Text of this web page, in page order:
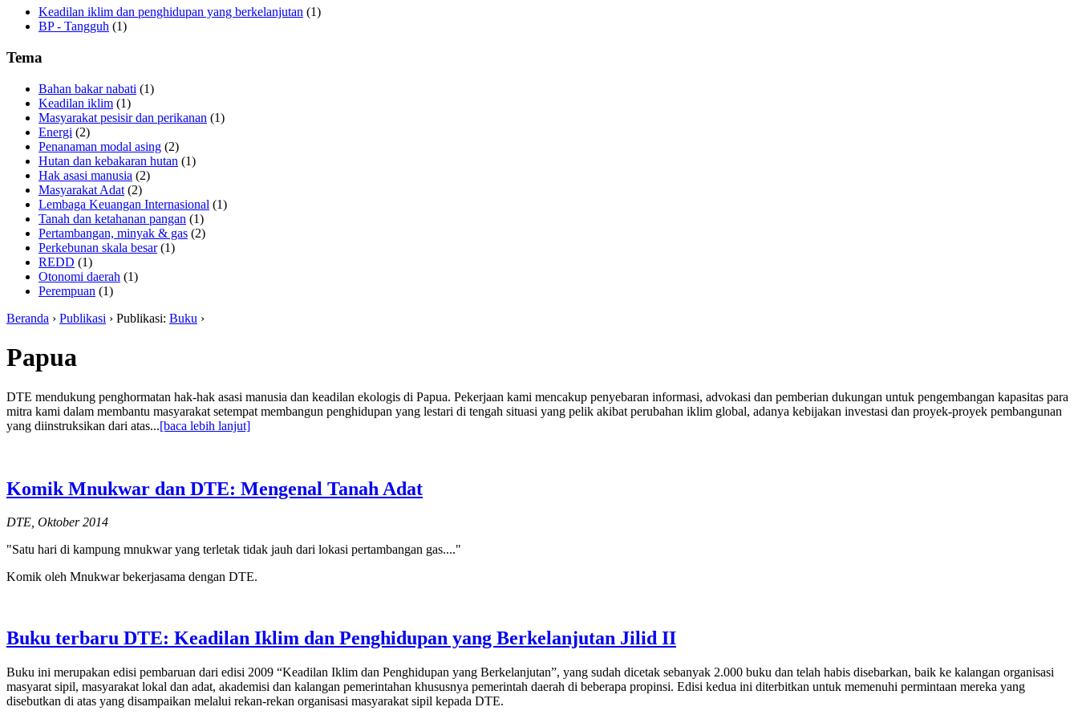
Keadilan iklim dan penghidupan yang berkelanjutan (1)
BP - Tangguh (1)
Tema
Bahan bakar nabati (1)
Keadilan iklim (1)
Masyarakat pesisir dan perikanan (1)
Energi (2)
Penanaman modal asing (2)
Hutan dan kebakaran hutan (1)
Hak asasi manusia (2)
Masyarakat Adat (2)
Lembaga Keuangan Internasional (1)
Tanah dan ketahanan pangan (1)
Pertambangan, minyak & gas (2)
Perkebunan skala besar(1)
REDD (1)
Otonomi daerah (1)
Perempuan (1)
Beranda › Publikasi › Publikasi: Buku ›
Papua
DTE mendukung penghormatan hak-hak asasi manusia dan keadilan ekologis di Papua. Pekerjaan kami mencakup penyebaran informasi, advokasi dan pemberian dukungan untuk pengembangan kapasitas para
mitra kami dalam membantu masyarakat setempat membangun penghidupan yang lestari di tengah situasi yang pelik akibat perubahan iklim global, adanya kebijakan investasi dan proyek-proyek pembangunan
yang diinstruksikan dari atas...[baca lebih lanjut]
Komik Mnukwar dan DTE: Mengenal Tanah Adat
DTE, Oktober 2014
"Satu hari di kampung mnukwar yang terletak tidak jauh dari lokasi pertambangan gas...."
Komik oleh Mnukwar bekerjasama dengan DTE.
Buku terbaru DTE: Keadilan Iklim dan Penghidupan yang Berkelanjutan Jilid II
Buku ini merupakan edisi pembaruan dari edisi 2009 “Keadilan Iklim dan Penghidupan yang Berkelanjutan”, yang sudah dicetak sebanyak 2.000 buku dan telah habis disebarkan, baik ke kalangan organisasi
masyarat sipil, masyarakat lokal dan adat, akademisi dan kalangan pemerintahan khususnya pemerintah daerah di beberapa propinsi. Edisi kedua ini diterbitkan untuk memenuhi permintaan mereka yang
disebutkan di atas yang disampaikan melalui rekan-rekan organisasi masyarakat sipil kepada DTE.